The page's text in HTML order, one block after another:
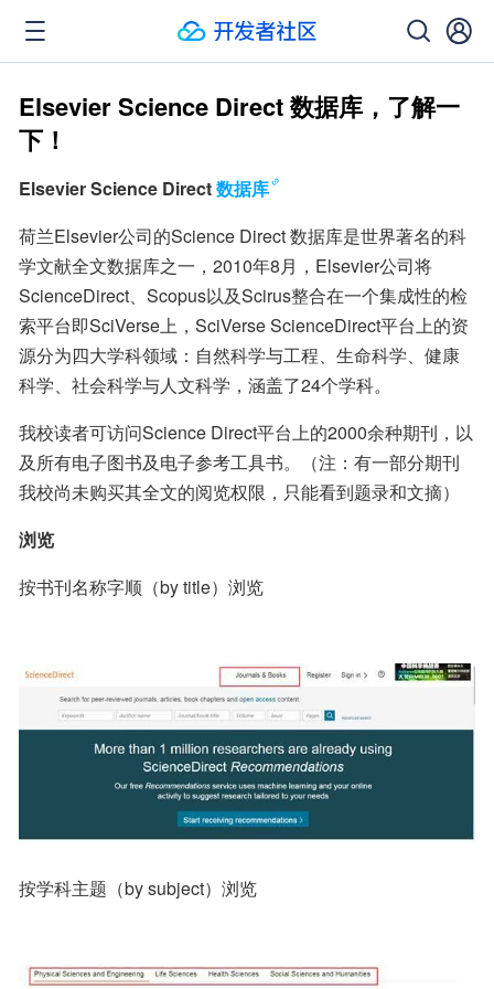
Elsevier Science Direct 数据库，了解一
下！
Elsevier Science Direct数据库
荷兰Elsevier公司的Science Direct 数据库是世界著名的科
学文献全文数据库之一，2010年8月，Elsevier公司将
ScienceDirect、Scopus以及Scirus整合在一个集成性的检
索平台即SciVerse上，SciVerse ScienceDirect平台上的资
源分为四大学科领域：自然科学与工程、生命科学、健康
科学、社会科学与人文科学，涵盖了24个学科。
我校读者可访问Science Direct平台上的2000余种期刊，以
及所有电子图书及电子参考工具书。（注：有一部分期刊
我校尚未购买其全文的阅览权限，只能看到题录和文摘）
浏览
按书刊名称字顺（by title）浏览
按学科主题（by subject）浏览